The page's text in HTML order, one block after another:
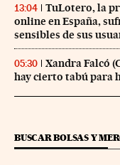
13:04
TuLotero, la
online en España,
sensibles de sus
05:30
Xandra Falcó
hay cierto tabú para
BUSCAR BOLSAS Y